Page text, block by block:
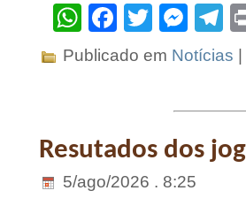
WhatsApp
Facebook
Twitter
Publicado em Notícias |
Resutados dos
5/ago/2026 . 8:25